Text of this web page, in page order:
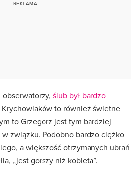
ślub był bardzo
Krychowiaków to również świetne
to Grzegorz jest tym bardziej
związku. Podobno bardzo ciężko
a większość otrzymanych ubrań
„jest gorszy niż kobieta”.